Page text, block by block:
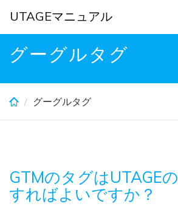
Skip
グーグルタグ
グーグルタグ
GTMのタグはUTAGE
すればよいですか？
UTAGEマニュアル